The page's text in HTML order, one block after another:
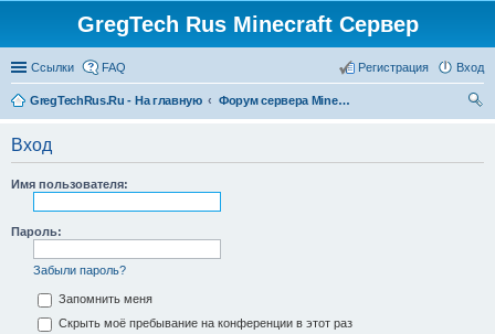
GregTech Rus Minecraft Сервер
Ссылки FAQ Вход
Регистрация
GregTechRus.Ru - На главную
Форум сервера Minecraft Gregtech 1.7.10
Вход
Имя пользователя:
Пароль:
Забыли пароль?
Запомнить меня
Скрыть моё пребывание на конференции в этот раз